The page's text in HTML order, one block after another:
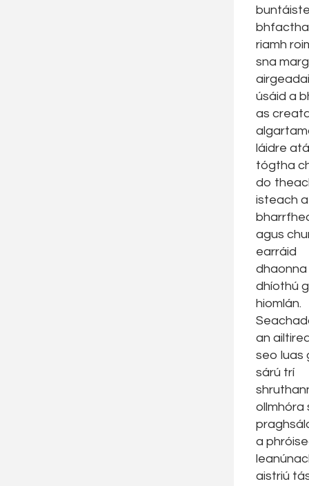
riamh
sna
úsáid a
as
láidre atá
tógtha
do
isteach a
agus
earráid
dhaonna
dhíothú
hiomlán.
an
seo luas
sárú trí
ollmhóra
a
aistriú